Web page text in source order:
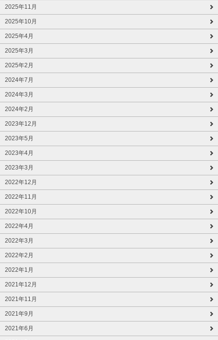
2025年11月
2025年10月
2025年4月
2025年3月
2025年2月
2024年7月
2024年3月
2024年2月
2023年12月
2023年5月
2023年4月
2023年3月
2022年12月
2022年11月
2022年10月
2022年4月
2022年3月
2022年2月
2022年1月
2021年12月
2021年11月
2021年9月
2021年6月